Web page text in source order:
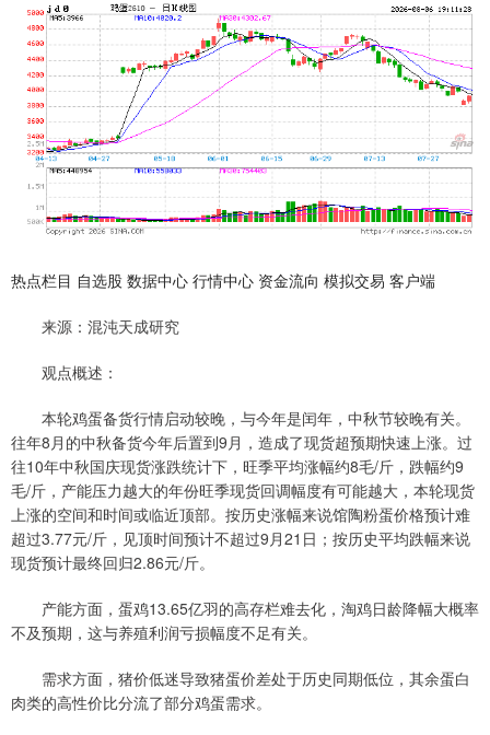
热点栏目 自选股 数据中心 行情中心 资金流向 模拟交易 客户端
来源：混沌天成研究
观点概述：
本轮鸡蛋备货行情启动较晚，与今年是闰年，中秋节较晚有关。
往年8月的中秋备货今年后置到9月，造成了现货超预期快速上涨。过
往10年中秋国庆现货涨跌统计下，旺季平均涨幅约8毛/斤，跌幅约9
毛/斤，产能压力越大的年份旺季现货回调幅度有可能越大，本轮现货
上涨的空间和时间或临近顶部。按历史涨幅来说馆陶粉蛋价格预计难
超过3.77元/斤，见顶时间预计不超过9月21日；按历史平均跌幅来说
现货预计最终回归2.86元/斤。
产能方面，蛋鸡13.65亿羽的高存栏难去化，淘鸡日龄降幅大概率
不及预期，这与养殖利润亏损幅度不足有关。
需求方面，猪价低迷导致猪蛋价差处于历史同期低位，其余蛋白
肉类的高性价比分流了部分鸡蛋需求。